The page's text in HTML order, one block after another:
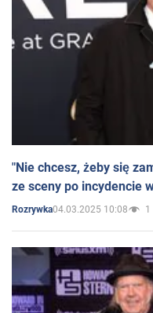
"Nie chcesz, żeby się
ze sceny po incydencie
Rozrywka04.03.2025 10:08 1